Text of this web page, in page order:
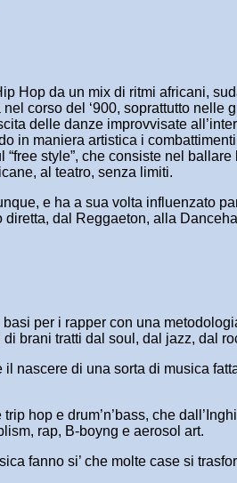
Hop da un mix di ritmi africani,
corso del ‘900, soprattutto
delle danze improvvisate
in maniera artistica i
“free style”, che consiste nel
al teatro, senza limiti.
e ha a sua volta influenzato
dal Reggaeton, alla
per i rapper con una
brani tratti dal soul, dal jazz, dal
nascere di una sorta di musica
hop e drum’n’bass, che
rap, B-boyng e aerosol art.
fanno si’ che molte case si